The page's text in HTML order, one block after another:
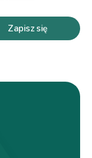
Zapisz się